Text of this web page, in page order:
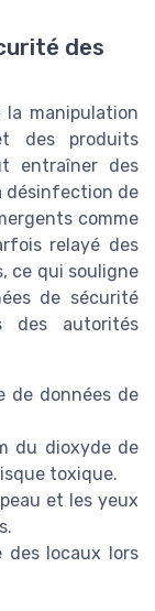
des
manipulation
des produits
entraîner des
désinfection de
comme
relayé des
ce qui souligne
de sécurité
des autorités
de données de
du dioxyde de
toxique.
et les yeux
des locaux lors